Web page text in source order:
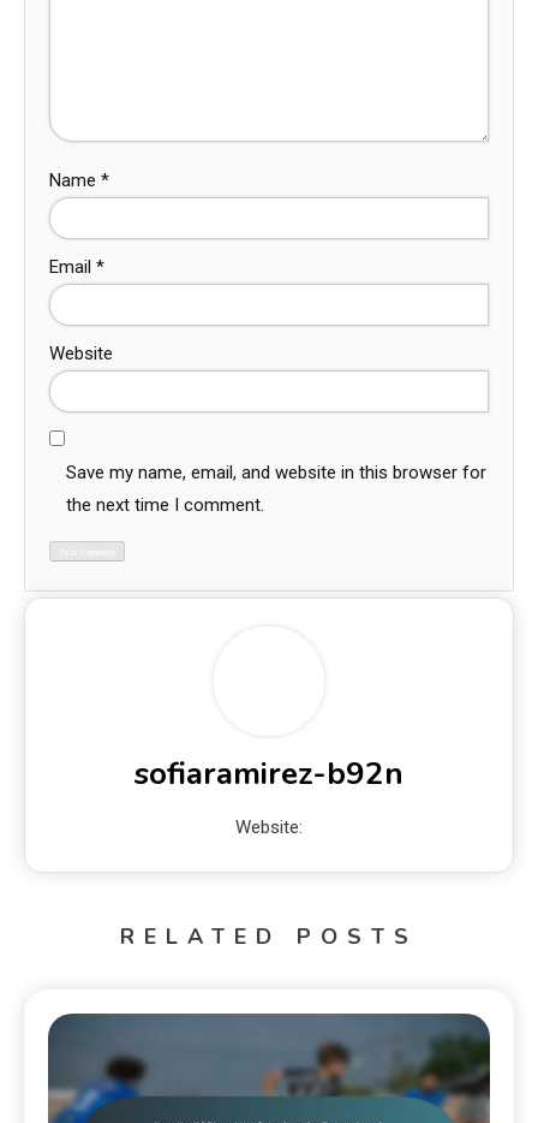
Name *
Email *
Website
Save my name, email, and website in this browser for
the next time I comment.
sofiaramirez-b92n
Website:
RELATED POSTS